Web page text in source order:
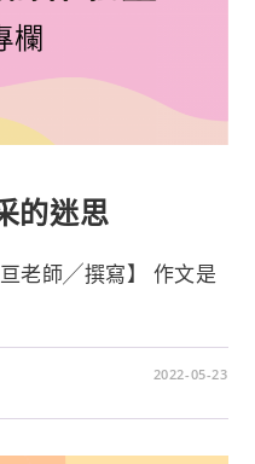
的迷思
亘老師╱撰寫】 作文是
2022-05-23